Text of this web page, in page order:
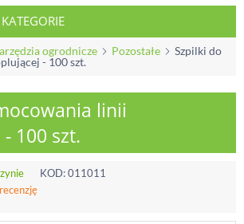
ogrodnicze Pozostałe
Szpilki do
- 100 szt.
linii
100 szt.
KOD:011011